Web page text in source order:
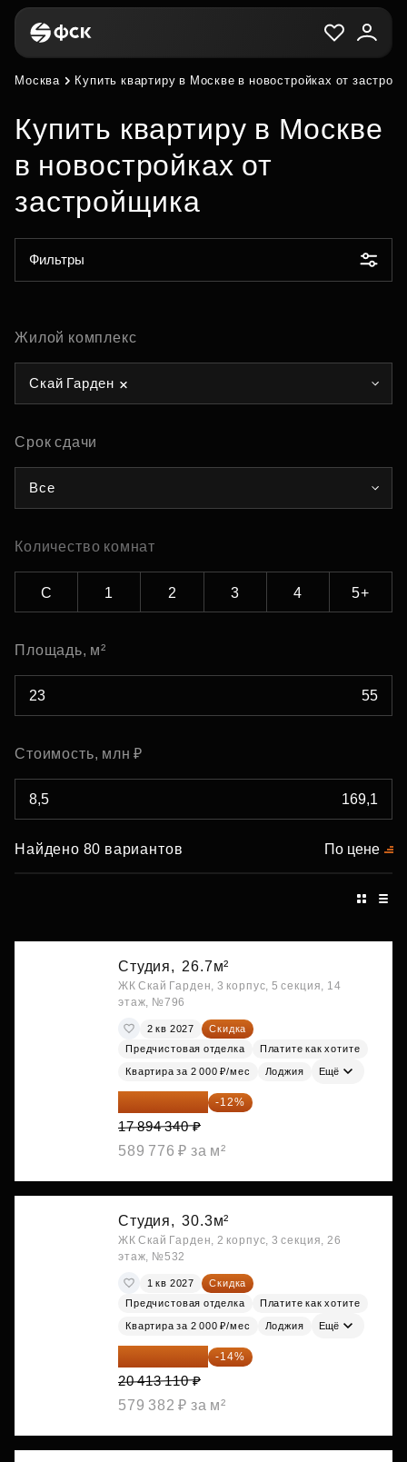
Москва Купить квартиру в Москве в новостройках от
Купить квартиру в Москве
в новостройках от
застройщика
Фильтры
Жилой комплекс
Скай Гарден
Срок сдачи
Все
Количество комнат
С 1 2 3 4 5+
Площадь, м²
Стоимость, млн ₽
Найдено 80 вариантов По цене
Студия, 26.7м²
ЖК Скай Гарден, 3 корпус, 5 секция, 14
этаж, №796
2 кв 2027
Скидка
Предчистовая отделка
Платите как хотите
Квартира за 2 000 ₽/мес Лоджия Ещё
15 747 019 ₽ -12%
17 894 340 ₽
589 776 ₽ за м²
Студия, 30.3м²
ЖК Скай Гарден, 2 корпус, 3 секция, 26
этаж, №532
1 кв 2027
Скидка
Предчистовая отделка
Платите как хотите
Квартира за 2 000 ₽/мес Лоджия Ещё
17 555 275 ₽ -14%
20 413 110 ₽
579 382 ₽ за м²